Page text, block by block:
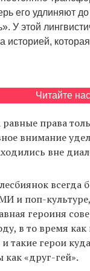
его удлиняют
У этой
историей,
Читайте
равные права
внимание
вне
всегда
и поп-
героиня
в то время
такие герои
как «друг-гей».